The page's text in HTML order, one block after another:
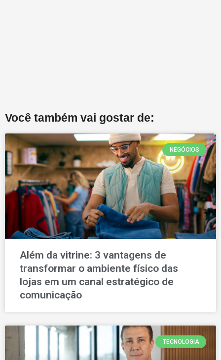
Você também vai gostar de:
NEGÓCIOS
Além da vitrine: 3 vantagens de
transformar o ambiente físico das
lojas em um canal estratégico de
comunicação
TECNOLOGIA